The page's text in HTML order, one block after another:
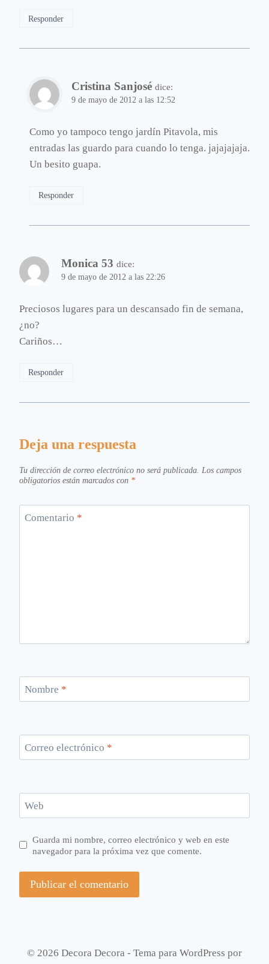
Responder
Cristina Sanjosé dice:
9 de mayo de 2012 a las 12:52
Como yo tampoco tengo jardín Pitavola, mis
entradas las guardo para cuando lo tenga. jajajajaja.
Un besito guapa.
Responder
Monica 53 dice:
9 de mayo de 2012 a las 22:26
Preciosos lugares para un descansado fin de semana,
¿no?
Cariños…
Responder
Deja una respuesta
Tu dirección de correo electrónico no será publicada. Los campos
obligatorios están marcados con *
Comentario *
Nombre *
Correo electrónico *
Web
Guarda mi nombre, correo electrónico y web en este
navegador para la próxima vez que comente.
© 2026 Decora Decora - Tema para WordPress por